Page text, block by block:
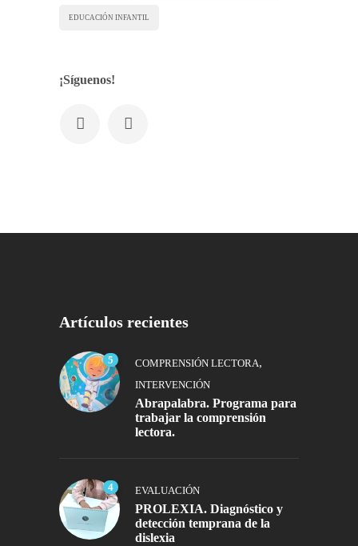
EDUCACIÓN INFANTIL
¡Síguenos!
Artículos recientes
5 COMPRENSIÓN LECTORA,
INTERVENCIÓN
Abrapalabra. Programa para
trabajar la comprensión
lectora.
4 EVALUACIÓN
PROLEXIA. Diagnóstico y
detección temprana de la
dislexia